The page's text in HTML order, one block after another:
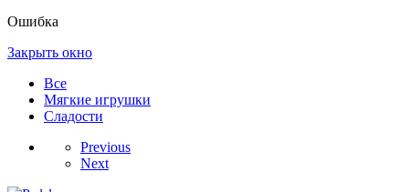
Ошибка
Закрыть окно
Все
Мягкие игрушки
Сладости
Previous
Next